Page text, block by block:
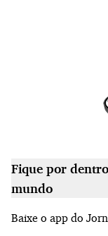
Fique por
mundo
Baixe o app do